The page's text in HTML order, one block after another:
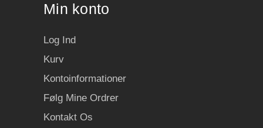
Min konto
Log Ind
Kurv
Kontoinformationer
Følg Mine Ordrer
Kontakt Os